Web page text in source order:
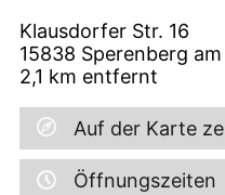
Klausdorfer Str. 16
15838 Sperenberg
2,1 km entfernt
Auf der Karte
Öffnungszeiten